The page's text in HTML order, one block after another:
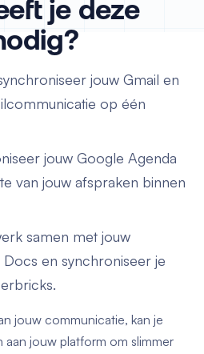
je deze
jouw Gmail en
op één
jouw Google Agenda
van jouw afspraken binnen
samen met jouw
en synchroniseer je
jouw communicatie, kan je
jouw platform om slimmer